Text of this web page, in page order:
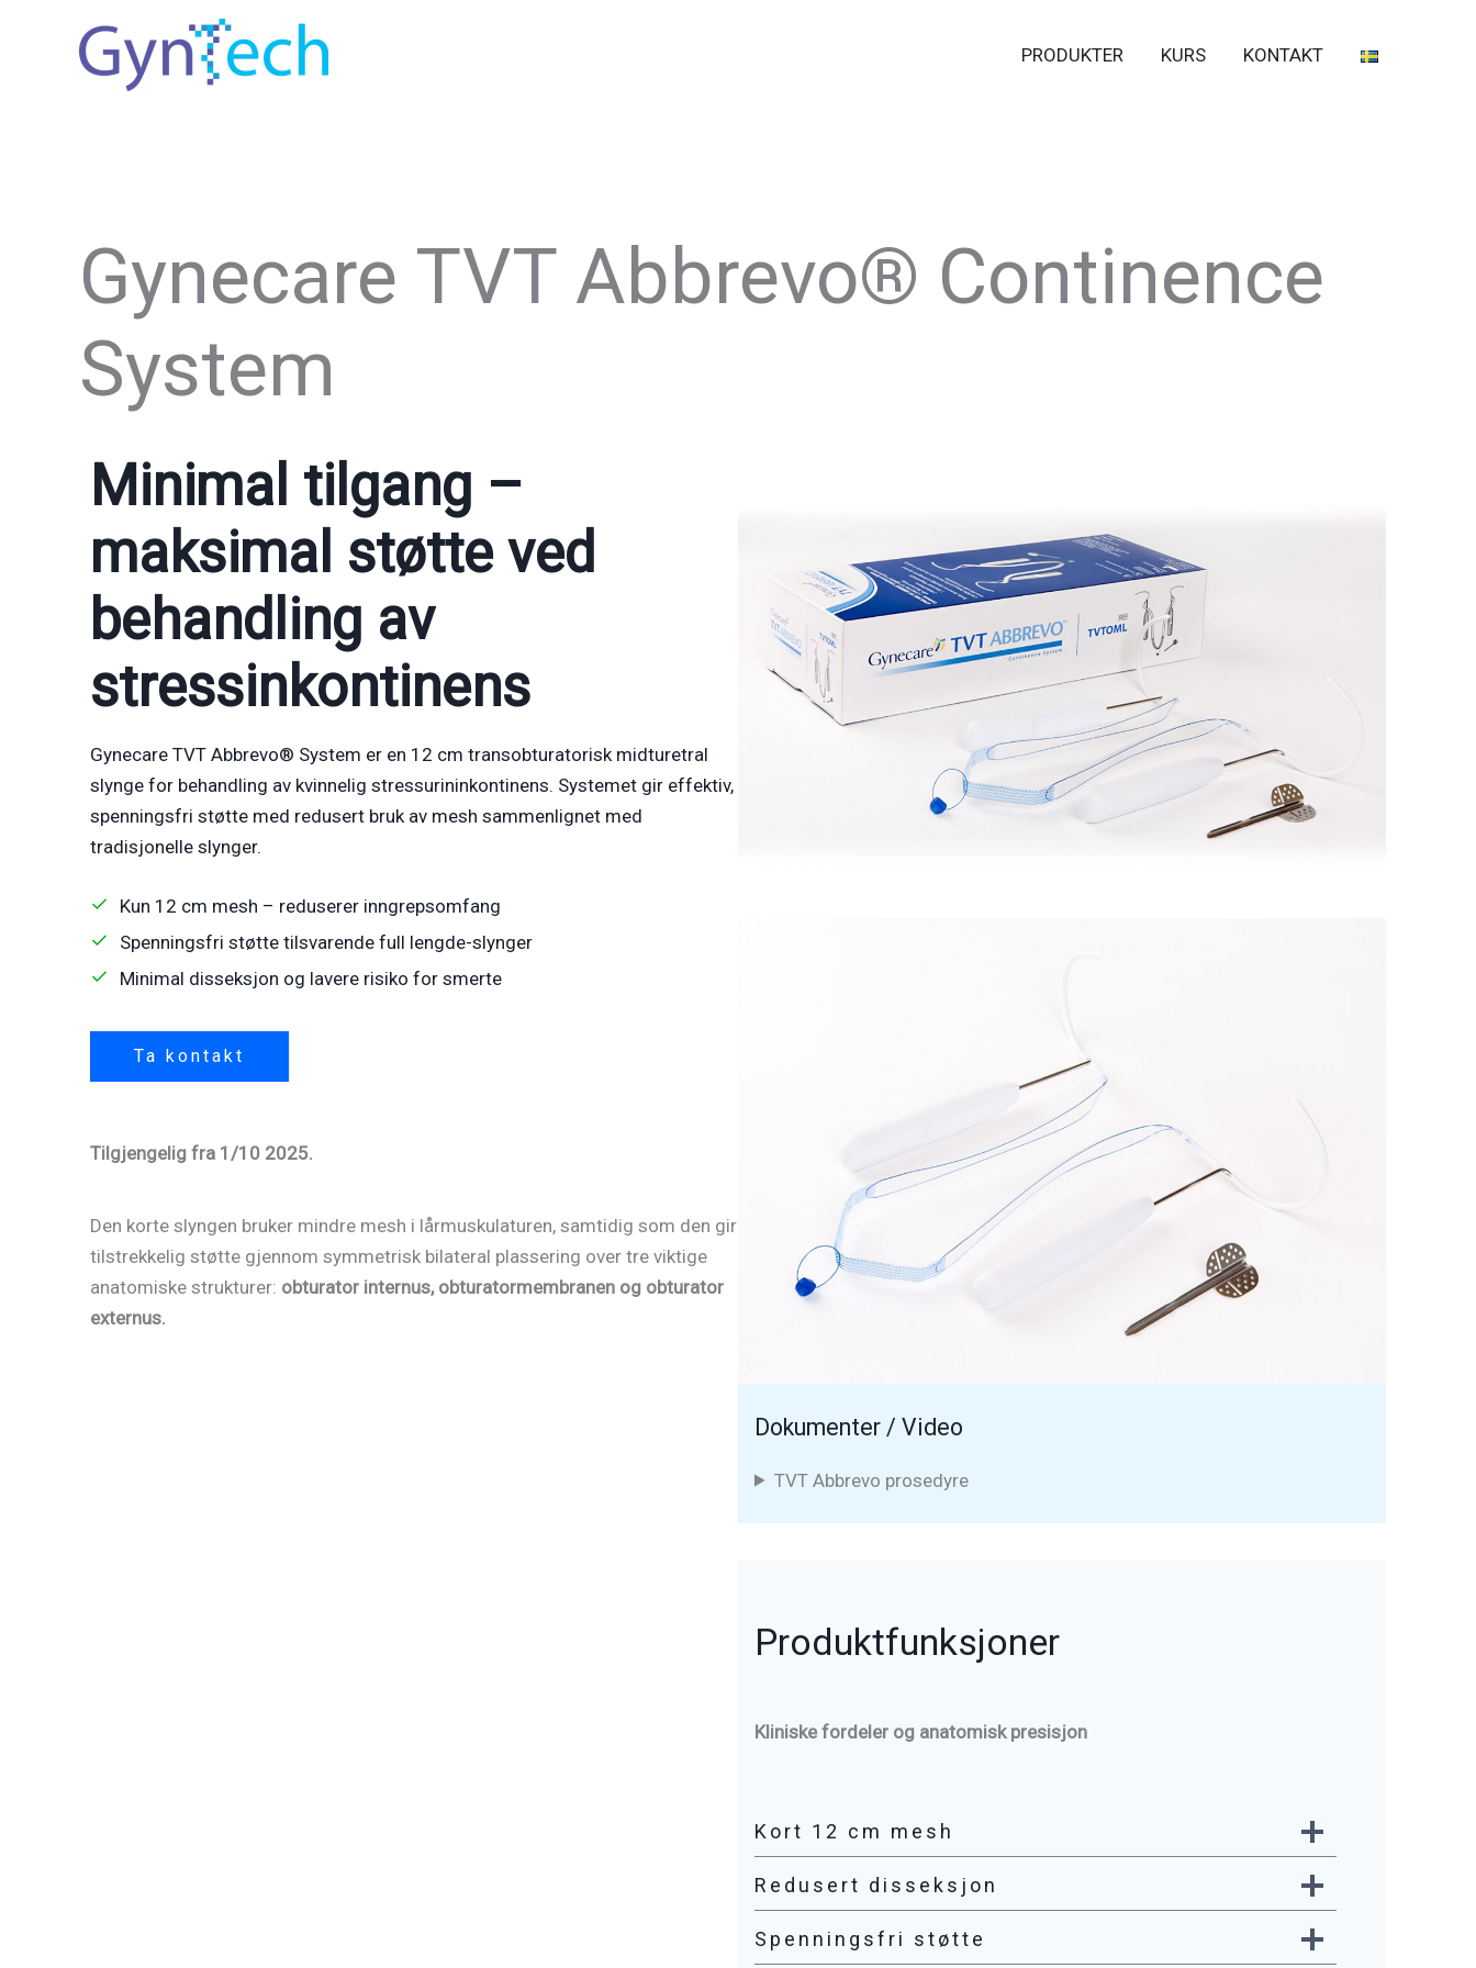
PRODUKTER KURS KONTAKT
Gynecare TVT Abbrevo® Continence
System
Minimal tilgang –
maksimal støtte ved
behandling av
stressinkontinens
Gynecare TVT Abbrevo® System er en 12 cm transobturatorisk midturetral
slynge for behandling av kvinnelig stressurininkontinens. Systemet gir effektiv,
spenningsfri støtte med redusert bruk av mesh sammenlignet med
tradisjonelle slynger.
Kun 12 cm mesh – reduserer inngrepsomfang
Spenningsfri støtte tilsvarende full lengde-slynger
Minimal disseksjon og lavere risiko for smerte
Ta kontakt
Tilgjengelig fra 1/10 2025.
Den korte slyngen bruker mindre mesh i lårmuskulaturen, samtidig som den gir
tilstrekkelig støtte gjennom symmetrisk bilateral plassering over tre viktige
anatomiske strukturer: obturator internus, obturatormembranen og obturator
externus.
Dokumenter / Video
TVT Abbrevo prosedyre
Produktfunksjoner
Kliniske fordeler og anatomisk presisjon
Kort 12 cm mesh
Redusert disseksjon
Spenningsfri støtte